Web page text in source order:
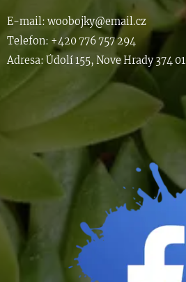
E-mail: woobojky@email.cz
Telefon: +420 776 757 294
Adresa: Údolí 155, Nove Hrady 374 01